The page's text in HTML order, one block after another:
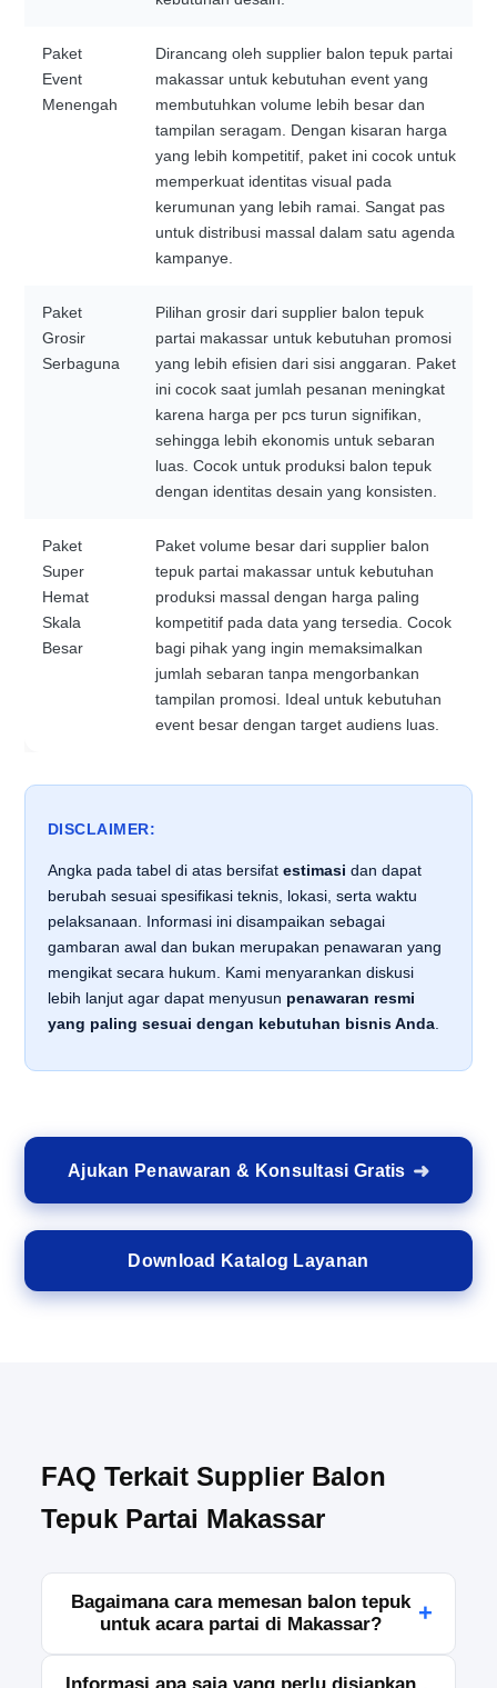
Paket
Event
Menengah
Dirancang oleh supplier balon tepuk partai
makassar untuk kebutuhan event yang
membutuhkan volume lebih besar dan
tampilan seragam. Dengan kisaran harga
yang lebih kompetitif, paket ini cocok untuk
memperkuat identitas visual pada
kerumunan yang lebih ramai. Sangat pas
untuk distribusi massal dalam satu agenda
kampanye.
Paket
Grosir
Serbaguna
Pilihan grosir dari supplier balon tepuk
partai makassar untuk kebutuhan promosi
yang lebih efisien dari sisi anggaran. Paket
ini cocok saat jumlah pesanan meningkat
karena harga per pcs turun signifikan,
sehingga lebih ekonomis untuk sebaran
luas. Cocok untuk produksi balon tepuk
dengan identitas desain yang konsisten.
Paket
Super
Hemat
Skala
Besar
Paket volume besar dari supplier balon
tepuk partai makassar untuk kebutuhan
produksi massal dengan harga paling
kompetitif pada data yang tersedia. Cocok
bagi pihak yang ingin memaksimalkan
jumlah sebaran tanpa mengorbankan
tampilan promosi. Ideal untuk kebutuhan
event besar dengan target audiens luas.
DISCLAIMER:
Angka pada tabel di atas bersifat estimasi dan dapat
berubah sesuai spesifikasi teknis, lokasi, serta waktu
pelaksanaan. Informasi ini disampaikan sebagai
gambaran awal dan bukan merupakan penawaran yang
mengikat secara hukum. Kami menyarankan diskusi
lebih lanjut agar dapat menyusun penawaran resmi
yang paling sesuai dengan kebutuhan bisnis Anda.
Ajukan Penawaran & Konsultasi Gratis
Download Katalog Layanan
FAQ Terkait Supplier Balon
Tepuk Partai Makassar
Bagaimana cara memesan balon tepuk
untuk acara partai di Makassar?
+